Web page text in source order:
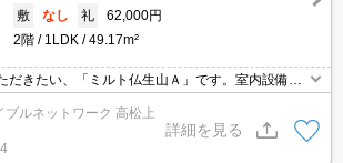
敷
なし 礼
62,000円
2階
1LDK 49.17m²
だきたい、「ミルト仏生山Ａ」です。室内設備は
所独立など大変充実しております。インターホン
認できるので、トラブルを事前に回避しやすくな
ズのある、駅徒歩9分の物件です。レイアウトの
お部屋で楽しい生活。
ブルネットワーク 高松上
詳細を見る